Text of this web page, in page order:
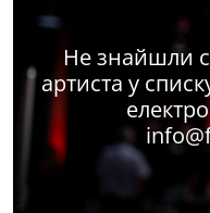
Не знайшли
артиста у